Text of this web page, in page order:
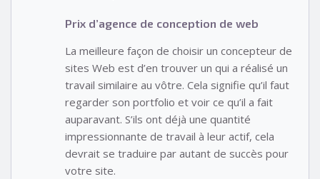
Prix d’agence de conception de web
La meilleure façon de choisir un concepteur de
sites Web est d’en trouver un qui a réalisé un
travail similaire au vôtre. Cela signifie qu’il faut
regarder son portfolio et voir ce qu’il a fait
auparavant. S’ils ont déjà une quantité
impressionnante de travail à leur actif, cela
devrait se traduire par autant de succès pour
votre site.